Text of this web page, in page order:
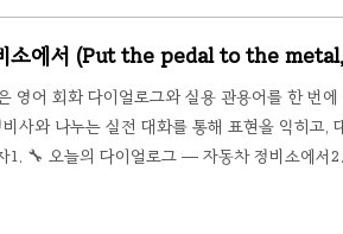
소에서 (Put the pedal to the
영어 회화 다이얼로그와 실용 관용어를 한 번
사와 나누는 실전 대화를 통해 표현을 익히고,
🔧 오늘의 다이얼로그 — 자동차 정비소에서
요약🔧 오늘의 다이얼로그 — 자동차 정비소